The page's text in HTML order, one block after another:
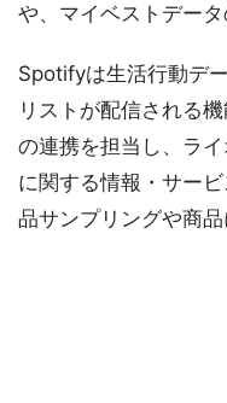
や、マイベストデータ
Spotifyは生活行動デ
リストが配信される
の連携を担当し、ラ
に関する情報・サー
品サンプリングや商品